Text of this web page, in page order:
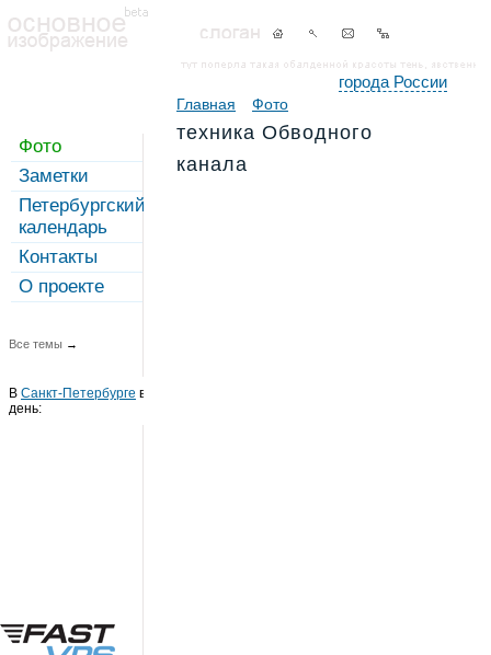
города России
Фото
Заметки
Петербургский
календарь
Контакты
О проекте
Все темы →
В Санкт-Петербурге в этот
день:
Главная Фото
техника Обводного
канала